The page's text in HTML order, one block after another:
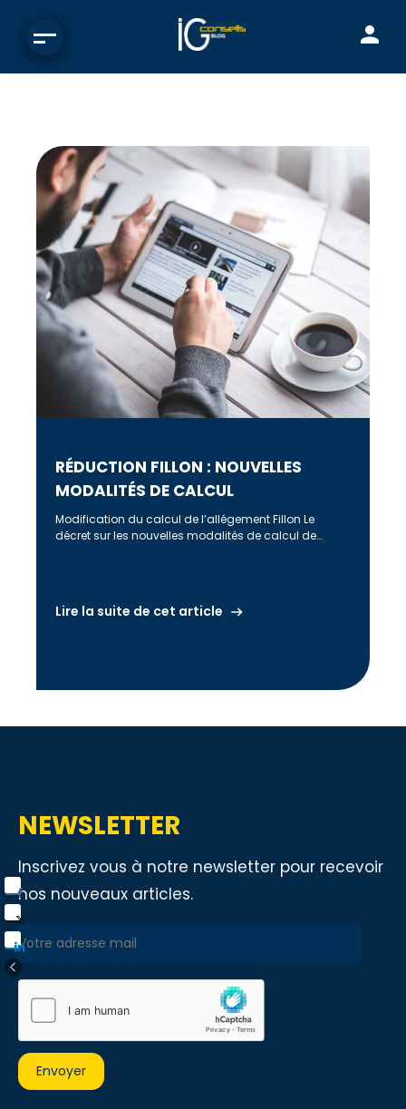
RÉDUCTION FILLON : NOUVELLES
MODALITÉS DE CALCUL
Modification du calcul de l’allégement Fillon Le
décret sur les nouvelles modalités de calcul de
Lire la suite de cet article
NEWSLETTER
Inscrivez vous à notre newsletter pour recevoir
nos nouveaux articles.